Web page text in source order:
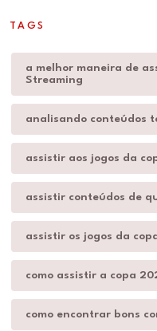
TAGS
a melhor maneira de
Streaming
analisando conteúdos
assistir aos jogos da
assistir conteúdos de
assistir os jogos da
como assistir a copa
como encontrar bons